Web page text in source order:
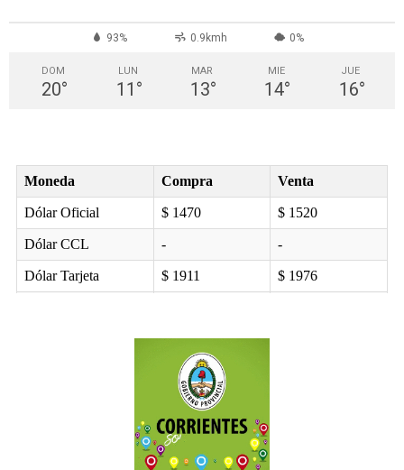
93% 0.9kmh 0%
DOM
20°
LUN
11 °
MAR
13°
MIE
14°
JUE
16°